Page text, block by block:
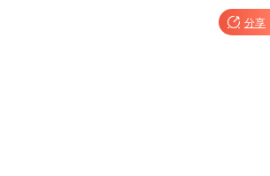
 分享